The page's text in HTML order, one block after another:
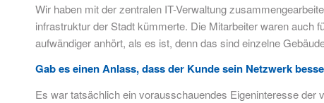
Wir haben mit der zentralen IT-Verwaltung
infrastruktur der Stadt kümmerte. Die Mitarbeiter waren auch
aufwändiger anhört, als es ist, denn das sind einzelne
Gab es einen Anlass, dass der Kunde sein Netzwerk
Es war tatsächlich ein vorausschauendes Eigeninteresse der